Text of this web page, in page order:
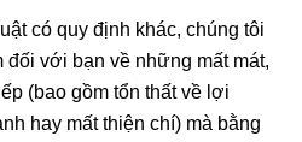
có quy định khác, chúng tôi
đối với bạn về những mất mát,
(bao gồm tổn thất về lợi
hay mất thiện chí) mà bằng